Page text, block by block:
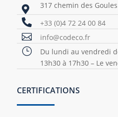
 317 chemin des
 +33 (0)4 72 24 00 84
 info@codeco.fr
}
Du lundi au vendredi
13h30 à 17h30 – Le
CERTIFICATIONS